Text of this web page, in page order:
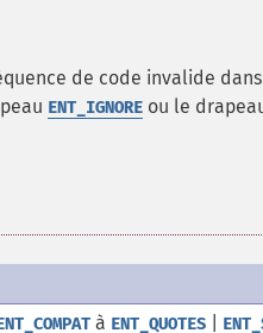
de code invalide
ENT_IGNORE ou le
à ENT_QUOTES